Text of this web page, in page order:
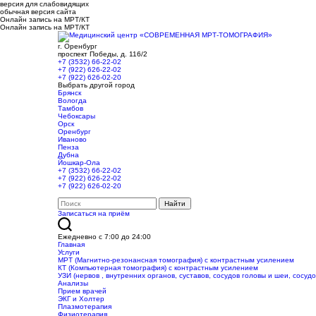
версия для слабовидящих
обычная версия сайта
Онлайн запись на МРТ/КТ
Онлайн запись на МРТ/КТ
г. Оренбург
проспект Победы, д. 116/2
+7 (3532) 66-22-02
+7 (922) 626-22-02
+7 (922) 626-02-20
Выбрать другой город
Брянск
Вологда
Тамбов
Чебоксары
Орск
Оренбург
Иваново
Пенза
Дубна
Йошкар-Ола
+7 (3532) 66-22-02
+7 (922) 626-22-02
+7 (922) 626-02-20
Записаться на приём
Ежедневно с 7:00 до 24:00
Главная
Услуги
МРТ (Магнитно-резонансная томография) с контрастным усилением
КТ (Компьютерная томография) с контрастным усилением
УЗИ (нервов , внутренних органов, суставов, сосудов головы и шеи,
Анализы
Прием врачей
ЭКГ и Холтер
Плазмотерапия
Физиотерапия